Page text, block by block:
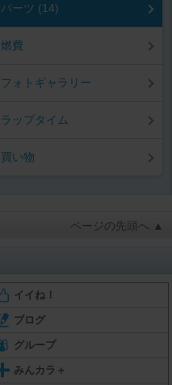
パーツ (14)
燃費
フォトギャラリー
ラップタイム
買い物
ページの先頭へ ▲
イイね！
ブログ
グループ
みんカラ＋